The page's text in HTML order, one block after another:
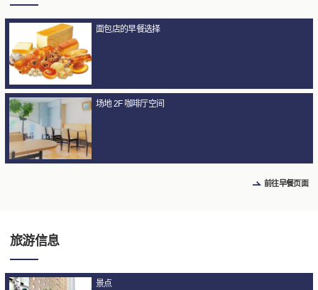
面包店的早餐选择
场地 2F 咖啡厅空间
前往早餐页面
旅游信息
景点